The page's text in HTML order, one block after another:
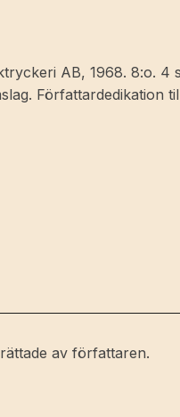
AB, 1968. 8:o. 4
Författardedikation
av författaren.